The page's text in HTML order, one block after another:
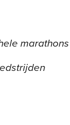
marathons